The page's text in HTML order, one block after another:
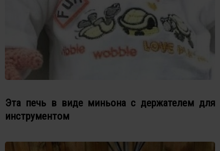
Эта печь в виде миньона с держателем для
инструментом